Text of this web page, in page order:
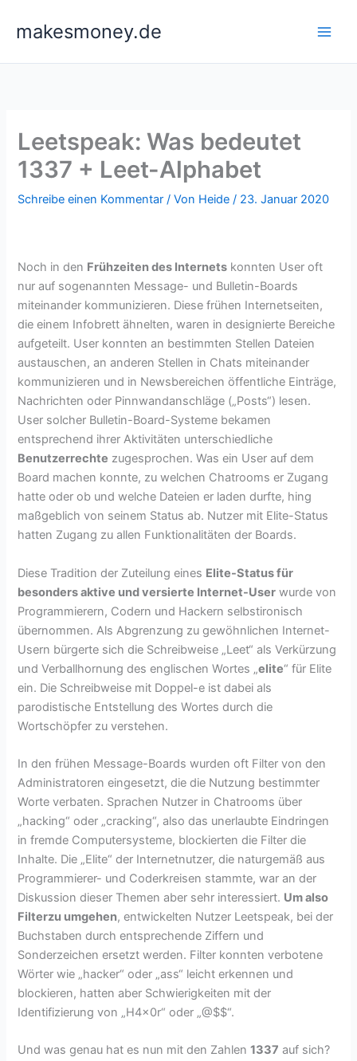
Inhaltmakesmoney.de
Leetspeak: Was bedeutet
1337 + Leet-Alphabet
Schreibe einen Kommentar / Von Heide/ 23. Januar 2020
Noch in den Frühzeiten des Internets konnten User oft
nur auf sogenannten Message- und Bulletin-Boards
miteinander kommunizieren. Diese frühen Internetseiten,
die einem Infobrett ähnelten, waren in designierte Bereiche
aufgeteilt. User konnten an bestimmten Stellen Dateien
austauschen, an anderen Stellen in Chats miteinander
kommunizieren und in Newsbereichen öffentliche Einträge,
Nachrichten oder Pinnwandanschläge („Posts“) lesen.
User solcher Bulletin-Board-Systeme bekamen
entsprechend ihrer Aktivitäten unterschiedliche
Benutzerrechte zugesprochen. Was ein User auf dem
Board machen konnte, zu welchen Chatrooms er Zugang
hatte oder ob und welche Dateien er laden durfte, hing
maßgeblich von seinem Status ab. Nutzer mit Elite-Status
hatten Zugang zu allen Funktionalitäten der Boards.
Diese Tradition der Zuteilung eines Elite-Status für
besonders aktive und versierte Internet-User wurde von
Programmierern, Codern und Hackern selbstironisch
übernommen. Als Abgrenzung zu gewöhnlichen Internet-
Usern bürgerte sich die Schreibweise „Leet“ als Verkürzung
und Verballhornung des englischen Wortes „elite“ für Elite
ein. Die Schreibweise mit Doppel-e ist dabei als
parodistische Entstellung des Wortes durch die
Wortschöpfer zu verstehen.
In den frühen Message-Boards wurden oft Filter von den
Administratoren eingesetzt, die die Nutzung bestimmter
Worte verbaten. Sprachen Nutzer in Chatrooms über
„hacking“ oder „cracking“, also das unerlaubte Eindringen
in fremde Computersysteme, blockierten die Filter die
Inhalte. Die „Elite“ der Internetnutzer, die naturgemäß aus
Programmierer- und Coderkreisen stammte, war an der
Diskussion dieser Themen aber sehr interessiert. Um also
Filterzu umgehen, entwickelten Nutzer Leetspeak, bei der
Buchstaben durch entsprechende Ziffern und
Sonderzeichen ersetzt werden. Filter konnten verbotene
Wörter wie „hacker“ oder „ass“ leicht erkennen und
blockieren, hatten aber Schwierigkeiten mit der
Identifizierung von „H4x0r“ oder „@$$“.
Und was genau hat es nun mit den Zahlen1337 auf sich?